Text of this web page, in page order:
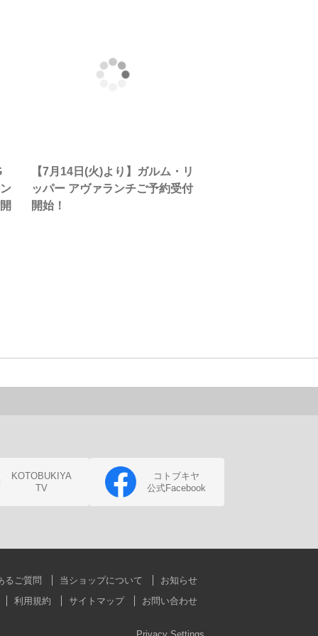
【7月14日(火)より】ガルム・リ
ッパー アヴァランチご予約受付
開始！
KOTOBUKIYA
TV
コトブキヤ
公式Facebook
るご質問 当ショップについて
お知らせ
利用規約 サイトマップ お問い合わせ